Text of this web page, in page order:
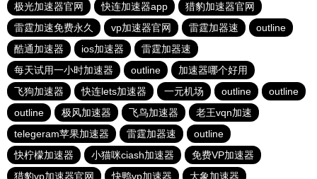
极光加速器官网
快连加速器app
猎豹加速器官网
雷霆加速免费永久
vp加速器官网 雷霆加器速
outline
酷通加速器
ios加速器
雷霆加器速
每天试用一小时加速器
outline
加速器哪个好用
飞狗加速器
快连lets加速器 一元机场 outline
outline
outline
极风加速器 飞鸟加速器
老王vqn加速
telegeram苹果加速器
雷霆加器速
outline
快柠檬加速器
小猫咪ciash加速器
免费VP加速器
猎豹vp加速器官网
快鸭vp加速器 大象加速器